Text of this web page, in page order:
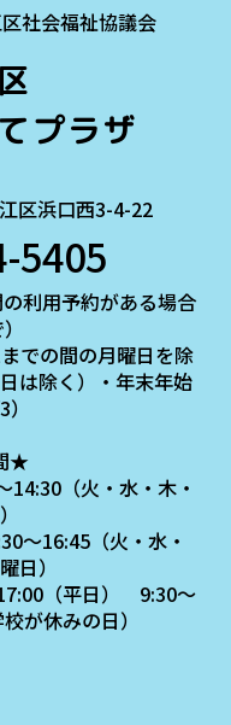
社会福祉協議会
プラザ
区浜口西3-4-22
5405
利用予約がある場合
での間の月曜日を除
は除く）・年末年始
★
（火・水・木・
～16:45（火・水・
日）
（平日） 9:30～
が休みの日）